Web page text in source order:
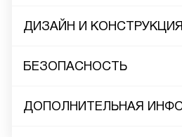
ДИЗАЙН И КОНСТРУКЦИЯ
БЕЗОПАСНОСТЬ
ДОПОЛНИТЕЛЬНАЯ